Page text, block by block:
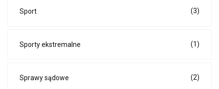
Sport (3)
Sporty ekstremalne (1)
Sprawy sądowe (2)